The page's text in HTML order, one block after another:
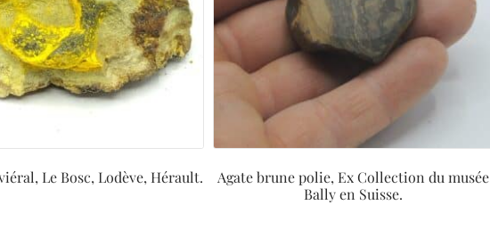
Le Bosc, Lodève, Hérault.
Agate brune polie, Ex Collection du musée
Bally en Suisse.